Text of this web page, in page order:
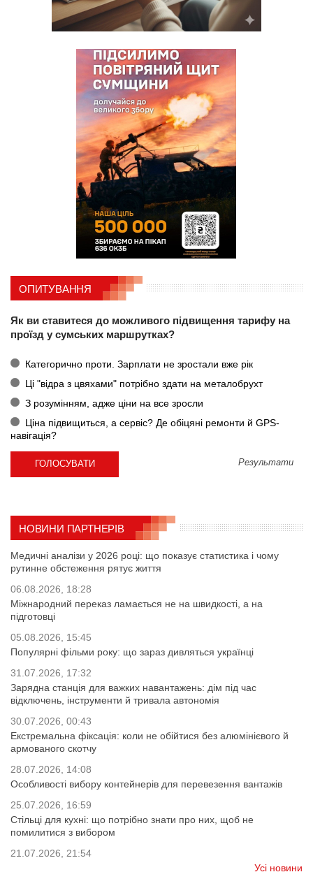
ОПИТУВАННЯ
Як ви ставитеся до можливого підвищення тарифу на
проїзд у сумських маршрутках?
Категорично проти. Зарплати не зростали вже рік
Ці "відра з цвяхами" потрібно здати на металобрухт
З розумінням, адже ціни на все зросли
Ціна підвищиться, а сервіс? Де обіцяні ремонти й GPS-
навігація?
Результати
НОВИНИ ПАРТНЕРІВ
Медичні аналізи у 2026 році: що показує статистика і чому
рутинне обстеження рятує життя
06.08.2026, 18:28
Міжнародний переказ ламається не на швидкості, а на
підготовці
05.08.2026, 15:45
Популярні фільми року: що зараз дивляться українці
31.07.2026, 17:32
Зарядна станція для важких навантажень: дім під час
відключень, інструменти й тривала автономія
30.07.2026, 00:43
Екстремальна фіксація: коли не обійтися без алюмінієвого й
армованого скотчу
28.07.2026, 14:08
Особливості вибору контейнерів для перевезення вантажів
25.07.2026, 16:59
Стільці для кухні: що потрібно знати про них, щоб не
помилитися з вибором
21.07.2026, 21:54
Усі новини